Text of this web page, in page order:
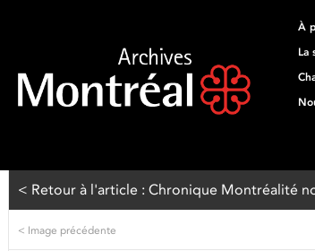
À
La
< Retour à l'article : Chronique Montréalité
< Image précédente